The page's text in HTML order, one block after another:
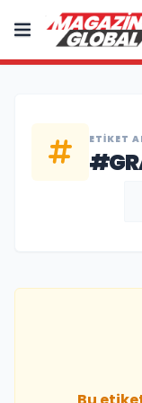
ETIKET